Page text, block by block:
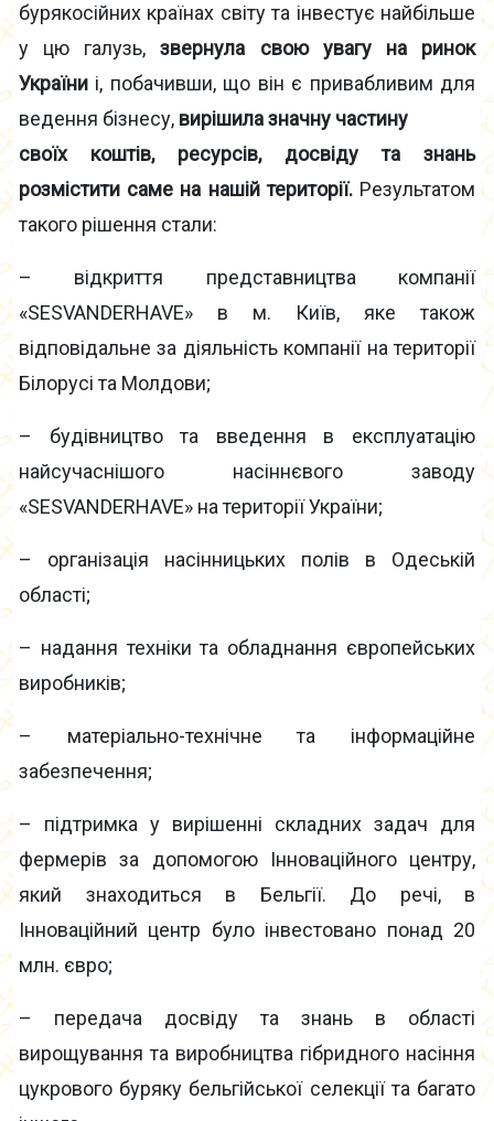
бурякосійних країнах світу та інвестує найбільше
у цю галузь,звернула свою увагу на ринок
України і, побачивши, що він є привабливим для
ведення бізнесу, вирішила значну частину
своїх коштів, ресурсів, досвіду та знань
розмістити саме на нашій території.Результатом
такого рішення стали:
– відкриття представництва компанії
«SESVANDERHAVE» в м. Київ, яке також
відповідальне за діяльність компанії на території
Білорусі та Молдови;
– будівництво та введення в експлуатацію
найсучаснішого насіннєвого заводу
«SESVANDERHAVE» на території України;
– організація насінницьких полів в Одеській
області;
– надання техніки та обладнання європейських
виробників;
– матеріально-технічне та інформаційне
забезпечення;
– підтримка у вирішенні складних задач для
фермерів за допомогою Інноваційного центру,
який знаходиться в Бельгії. До речі, в
Інноваційний центр було інвестовано понад 20
млн. євро;
– передача досвіду та знань в області
вирощування та виробництва гібридного насіння
цукрового буряку бельгійської селекції та багато